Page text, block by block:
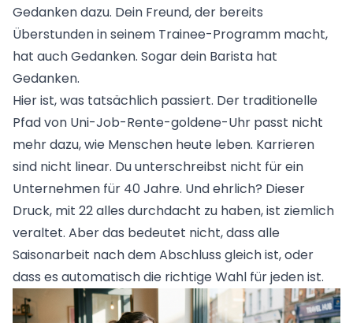
Gedanken dazu. Dein Freund, der bereits
Überstunden in seinem Trainee-Programm macht,
hat auch Gedanken. Sogar dein Barista hat
Gedanken.
Hier ist, was tatsächlich passiert. Der traditionelle
Pfad von Uni-Job-Rente-goldene-Uhr passt nicht
mehr dazu, wie Menschen heute leben. Karrieren
sind nicht linear. Du unterschreibst nicht für ein
Unternehmen für 40 Jahre. Und ehrlich? Dieser
Druck, mit 22 alles durchdacht zu haben, ist ziemlich
veraltet. Aber das bedeutet nicht, dass alle
Saisonarbeit nach dem Abschluss gleich ist, oder
dass es automatisch die richtige Wahl für jeden ist.